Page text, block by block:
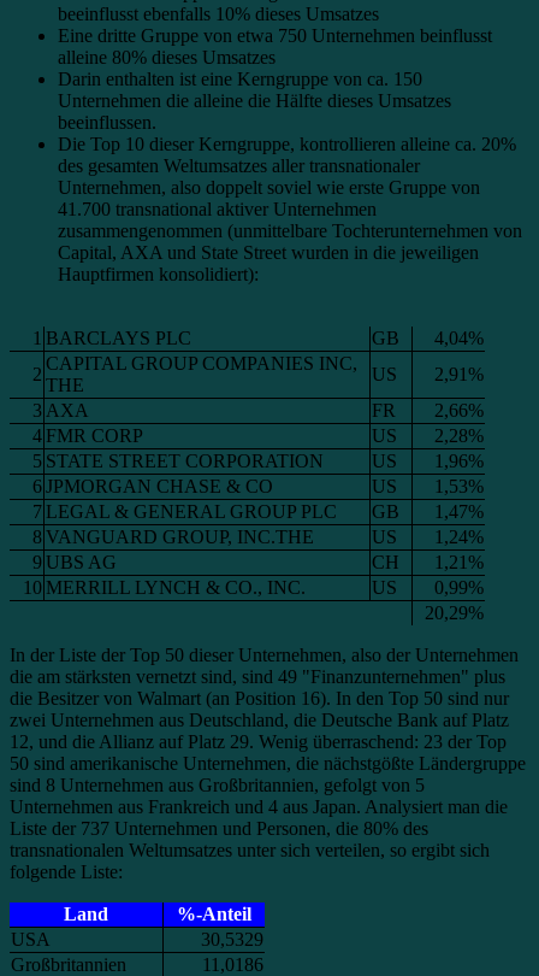
beeinflusst ebenfalls 10% dieses Umsatzes
Eine dritte Gruppe von etwa 750 Unternehmen beinflusst
alleine 80% dieses Umsatzes
Darin enthalten ist eine Kerngruppe von ca. 150
Unternehmen die alleine die Hälfte dieses Umsatzes
beeinflussen.
Die Top 10 dieser Kerngruppe, kontrollieren alleine ca. 20%
des gesamten Weltumsatzes aller transnationaler
Unternehmen, also doppelt soviel wie erste Gruppe von
41.700 transnational aktiver Unternehmen
zusammengenommen (unmittelbare Tochterunternehmen von
Capital, AXA und State Street wurden in die jeweiligen
Hauptfirmen konsolidiert):
1 BARCLAYS PLC GB
4,04%
2
CAPITAL GROUP COMPANIES INC,
THE
US
2,91%
3 AXA FR
2,66%
4 FMR CORP US
2,28%
5 STATE STREET CORPORATION US
1,96%
6JPMORGAN CHASE & CO US
1,53%
7 LEGAL & GENERAL GROUP PLC GB
1,47%
8 VANGUARD GROUP, INC.THE US
1,24%
9 UBS AG CH
1,21%
10 MERRILL LYNCH & CO., INC. US
0,99%
20,29%
In der Liste der Top 50 dieser Unternehmen, also der Unternehmen
die am stärksten vernetzt sind, sind 49 "Finanzunternehmen" plus
die Besitzer von Walmart (an Position 16). In den Top 50 sind nur
zwei Unternehmen aus Deutschland, die Deutsche Bank auf Platz
12, und die Allianz auf Platz 29. Wenig überraschend: 23 der Top
50 sind amerikanische Unternehmen, die nächstgößte Ländergruppe
sind 8 Unternehmen aus Großbritannien, gefolgt von 5
Unternehmen aus Frankreich und 4 aus Japan. Analysiert man die
Liste der 737 Unternehmen und Personen, die 80% des
transnationalen Weltumsatzes unter sich verteilen, so ergibt sich
folgende Liste:
Land
%-Anteil
USA
30,5329
Großbritannien
11,0186